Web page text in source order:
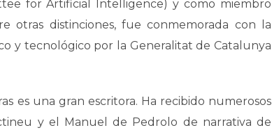
for Artificial Intelligence) y como miembro
otras distinciones, fue conmemorada con la
y tecnológico por la Generalitat de Catalunya
es una gran escritora. Ha recibido numerosos
y el Manuel de Pedrolo de narrativa de